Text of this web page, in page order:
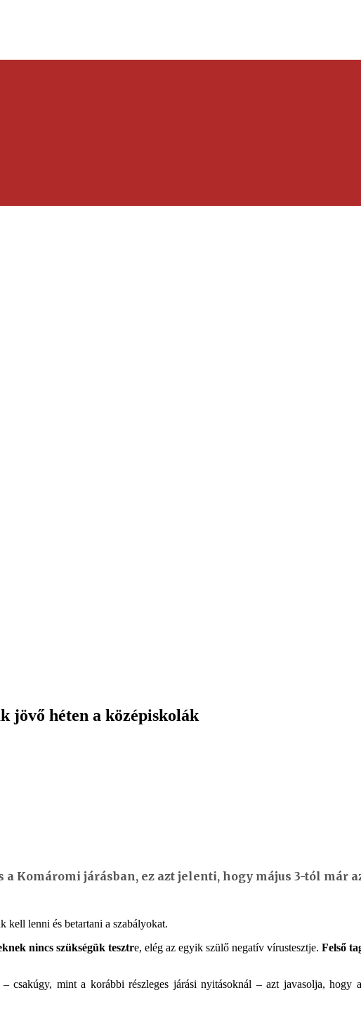
jövő héten a középiskolák
Komáromi járásban, ez azt jelenti, hogy május 3-tól már
kell lenni és betartani a szabályokat.
nincs szükségük tesztre, elég az egyik szülő negatív vírustesztje. Felső
mint a korábbi részleges járási nyitásoknál – azt javasolja, hogy